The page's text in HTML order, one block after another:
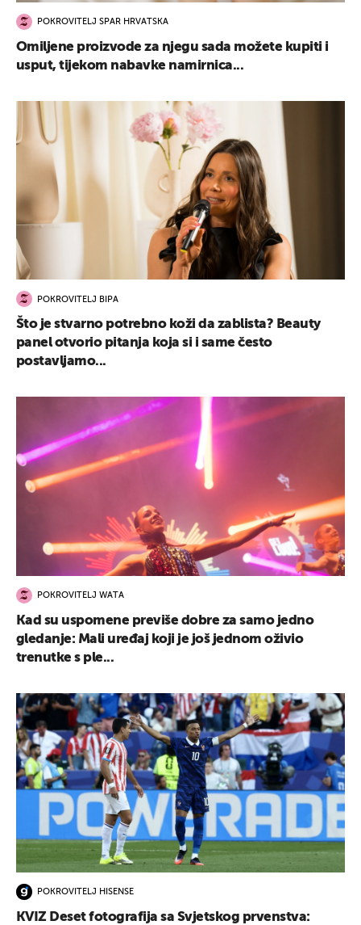
POKROVITELJ SPAR HRVATSKA
Omiljene proizvode za njegu sada možete kupiti i
usput, tijekom nabavke namirnica...
POKROVITELJ BIPA
Što je stvarno potrebno koži da zablista? Beauty
panel otvorio pitanja koja si i same često
postavljamo...
POKROVITELJ WATA
Kad su uspomene previše dobre za samo jedno
gledanje: Mali uređaj koji je još jednom oživio
trenutke s ple...
POKROVITELJ HISENSE
KVIZ Deset fotografija sa Svjetskog prvenstva: